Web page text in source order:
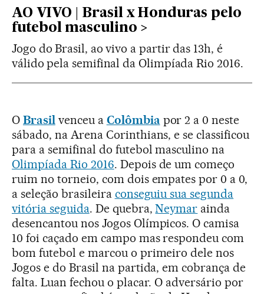
AO VIVO | Brasil x Honduras pelo
futebol masculino
Jogo do Brasil, ao vivo a partir das 13h, é
válido pela semifinal da Olimpíada Rio 2016.
O Brasil venceu a Colômbia por 2 a 0 neste
sábado, na Arena Corinthians, e se classificou
para a semifinal do futebol masculino na
Olimpíada Rio 2016. Depois de um começo
ruim no torneio, com dois empates por 0 a 0,
a seleção brasileira conseguiu sua segunda
vitória seguida. De quebra,Neymar ainda
desencantou nos Jogos Olímpicos. O camisa
10 foi caçado em campo mas respondeu com
bom futebol e marcou o primeiro dele nos
Jogos e do Brasil na partida, em cobrança de
falta. Luan fechou o placar. O adversário por